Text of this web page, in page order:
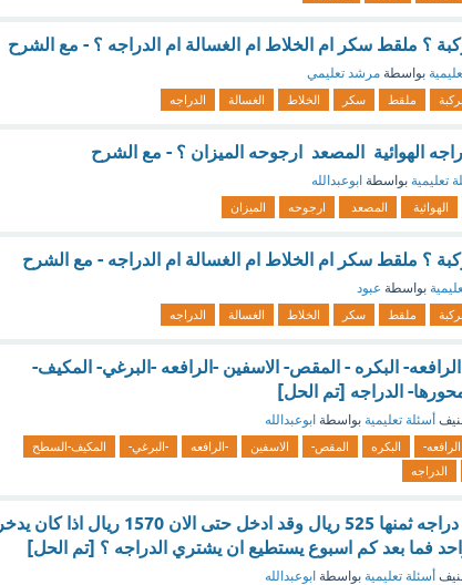
؟ ملقط سكر ام الخلاط ام الغسالة ام الدراجه ؟ - مع الشرح
بواسطة مرشد تعليمي
ملقط سكر الخلاط الغسالة الدراجه
الهوائية المصعد ارجوحه الميزان ؟ - مع الشرح
تعليمية بواسطة ابوعبدالله
الهوائية المصعد ارجوحه الميزان
؟ ملقط سكر ام الخلاط ام الغسالة ام الدراجه - مع الشرح
بواسطة عبود
ملقط سكر الخلاط الغسالة الدراجه
البكره - المقص- الاسفين -الرافعه -البرغي- المكيف-
الدراجه [تم الحل]
أسئلة تعليمية بواسطة ابوعبدالله
الرافعه- البكره المقص- الاسفين -الرافعه -البرغي-
المكيف-السطح
الدراجه
يدخر احمد المال لشراء دراجه ثمنها 525 ريال وقد ادخل حتى الان 1570 ريال اذا كان يدخر
أسئلة تعليمية بواسطة ابوعبدالله